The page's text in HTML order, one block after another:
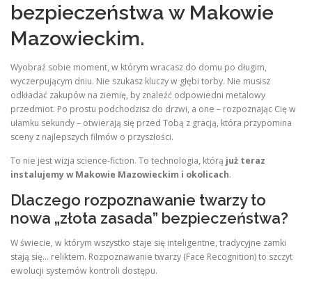
bezpieczeństwa w Makowie
Mazowieckim.
Wyobraź sobie moment, w którym wracasz do domu po długim,
wyczerpującym dniu. Nie szukasz kluczy w głębi torby. Nie musisz
odkładać zakupów na ziemię, by znaleźć odpowiedni metalowy
przedmiot. Po prostu podchodzisz do drzwi, a one – rozpoznając Cię w
ułamku sekundy – otwierają się przed Tobą z gracją, która przypomina
sceny z najlepszych filmów o przyszłości.
To nie jest wizja science-fiction. To technologia, którą już teraz
instalujemy w Makowie Mazowieckim i okolicach.
Dlaczego rozpoznawanie twarzy to
nowa „złota zasada” bezpieczeństwa?
W świecie, w którym wszystko staje się inteligentne, tradycyjne zamki
stają się… reliktem. Rozpoznawanie twarzy (Face Recognition) to szczyt
ewolucji systemów kontroli dostępu.